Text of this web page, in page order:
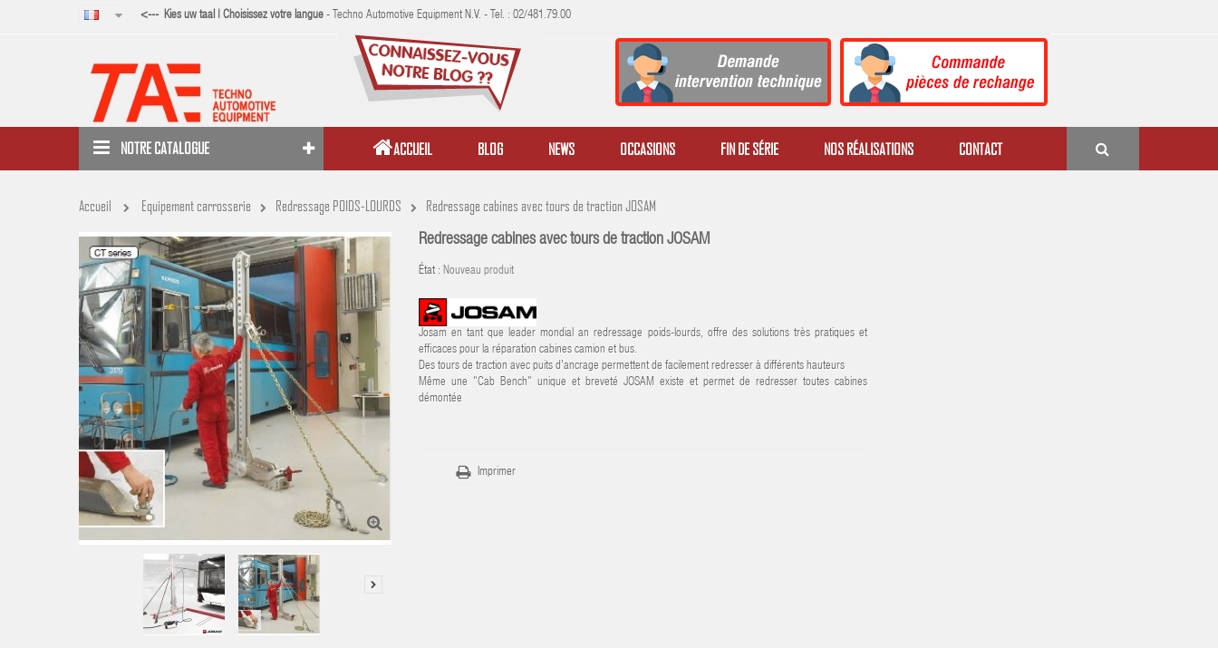
<--- Kies uw taal | Choisissez votre langue - Techno Automotive Equipment N.V. - Tel. : 02/481.79.00
NOTRE CATALOGUE ACCUEIL BLOG NEWS OCCASIONS FIN DE SÉRIE NOS RÉALISATIONS CONTACT
Accueil Equipement carrosserie Redressage POIDS-LOURDS Redressage cabines avec tours de traction JOSAM
Redressage cabines avec tours de traction JOSAM
État : Nouveau produit
Josam en tant que leader mondial an redressage poids-lourds, offre des solutions très pratiques et
efficaces pour la réparation cabines camion et bus.
Des tours de traction avec puits d'ancrage permettent de facilement redresser à différents hauteurs
Même une "Cab Bench" unique et breveté JOSAM existe et permet de redresser toutes cabines
démontée
Imprimer